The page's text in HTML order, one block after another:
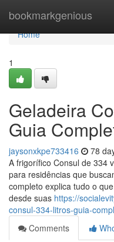
bookmarkgenious
Home
Home
1
Geladeira
Guia
jaysonxkpe733416 78
A frigorífico Consul de 334
para residências que
completo explica tudo o
desde suas https://
consul-334-litros-guia-
Comments